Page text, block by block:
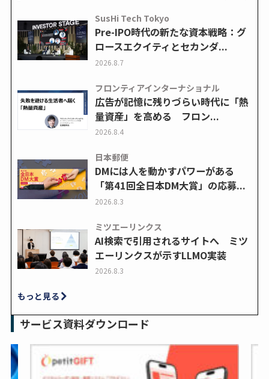
SusHi Tech Tokyo
Pre-IPO時代の新たな資本戦略：グ
ロースエクイティとセカンダ...
2026.8.7
フロンティアインターナショナル
広告が記憶に残りづらい時代に「熱
量資産」を高める フロン...
2026.8.4
日本郵便
DMには人を動かすパワーがある
「第41回全日本DM大賞」の応募...
2026.8.3
ミツエーリンクス
AI検索で引用されるサイトへ ミツ
エーリンクスが示すLLMO実装
2026.8.3
もっと見る
サービス資料ダウンロード